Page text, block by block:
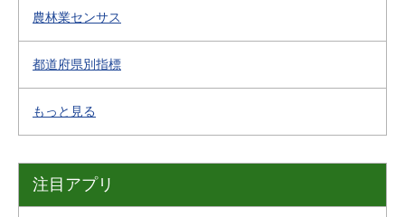
農林業センサス
都道府県別指標
もっと見る
注目アプリ